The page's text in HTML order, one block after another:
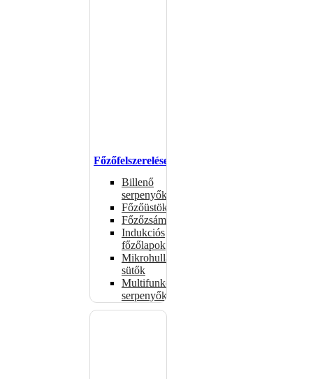
Főzőfelszerelések
Billenő
serpenyők
Főzőüstök
Főzőzsámolyok
Indukciós
főzőlapok
Mikrohullámú
sütők
Multifunkciós
serpenyők